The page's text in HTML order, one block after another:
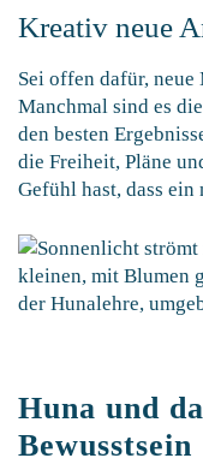
Kreativ neue
Sei offen dafür,
Manchmal sind es
den besten
die Freiheit, Pläne
Gefühl hast, dass
Huna und
Bewusstsein